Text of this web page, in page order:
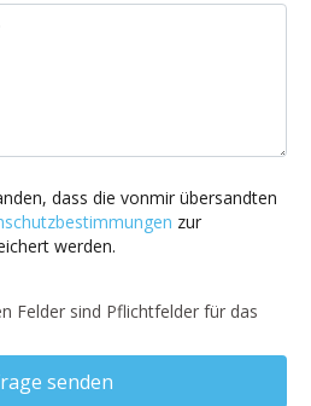
dass die vonmir übersandten
zur
werden.
Felder sind Pflichtfelder für das
senden